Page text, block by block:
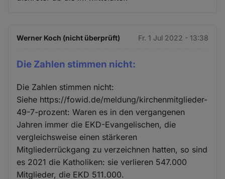
Werner Koch (nicht überprüft) Fr. 1 Jul 2022 - 13:38
Die Zahlen stimmen nicht:
Die Zahlen stimmen nicht:
Siehe https://fowid.de/meldung/kirchenmitglieder-
49-7-prozent: Waren es in den vergangenen
Jahren immer die EKD-Evangelischen, die
vergleichsweise einen stärkeren
Mitgliederrückgang zu verzeichnen hatten, so sind
es 2021 die Katholiken: sie verlieren 547.000
Mitglieder, die EKD 511.000.